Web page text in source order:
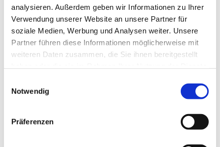
analysieren. Außerdem geben wir Informationen zu Ihrer
Verwendung unserer Website an unsere Partner für
soziale Medien, Werbung und Analysen weiter. Unsere
Partner führen diese Informationen möglicherweise mit
weiteren Daten zusammen, die Sie ihnen bereitgestellt
Notwendig
Präferenzen
Dies könnte Sie auch
interessieren